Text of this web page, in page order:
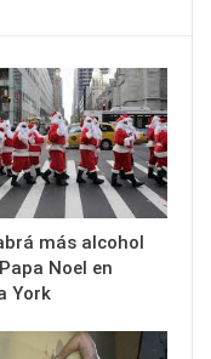
más alcohol
Noel en
York